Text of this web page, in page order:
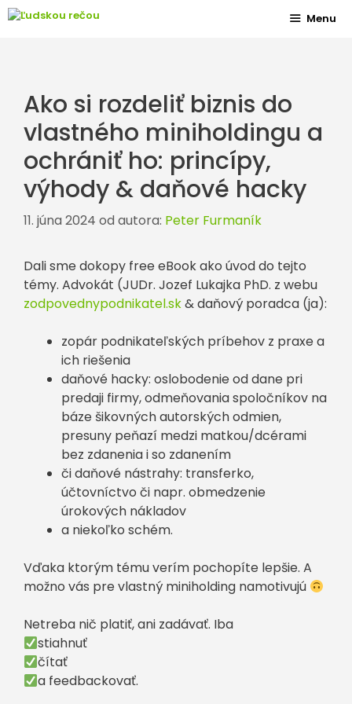
Preskočiť
Menu
Ako si rozdeliť biznis do
vlastného miniholdingu a
ochrániť ho: princípy,
výhody & daňové hacky
11. júna 2024 od autora: Peter Furmaník
Dali sme dokopy free eBook ako úvod do tejto
témy. Advokát (JUDr. Jozef Lukajka PhD. z webu
zodpovednypodnikatel.sk& daňový poradca (ja):
zopár podnikateľských príbehov z praxe a
ich riešenia
daňové hacky: oslobodenie od dane pri
predaji firmy, odmeňovania spoločníkov na
báze šikovných autorských odmien,
presuny peňazí medzi matkou/dcérami
bez zdanenia i so zdanením
či daňové nástrahy: transferko,
účtovníctvo či napr. obmedzenie
úrokových nákladov
a niekoľko schém.
Vďaka ktorým tému verím pochopíte lepšie. A
možno vás pre vlastný miniholding namotivujú
Netreba nič platiť, ani zadávať. Iba
stiahnuť
čítať
a feedbackovať.